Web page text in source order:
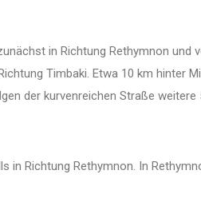
in Richtung Rethymnon
Timbaki. Etwa 10 km hinter
der kurvenreichen Straße
in Richtung Rethymnon. In